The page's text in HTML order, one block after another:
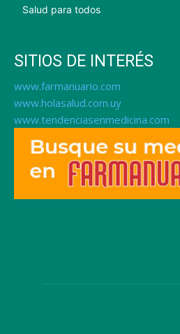
Salud para todos
SITIOS DE INTERÉS
www.farmanuario.com
www.holasalud.com.uy
www.tendenciasenmedicina.com